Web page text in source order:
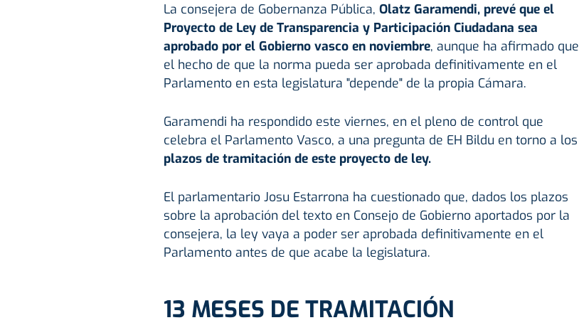
La consejera de Gobernanza Pública, Olatz Garamendi, prevé que el
Proyecto de Ley de Transparencia y Participación Ciudadana sea
aprobado por el Gobierno vasco en noviembre, aunque ha afirmado que
el hecho de que la norma pueda ser aprobada definitivamente en el
Parlamento en esta legislatura "depende" de la propia Cámara.
Garamendi ha respondido este viernes, en el pleno de control que
celebra el Parlamento Vasco, a una pregunta de EH Bildu en torno a los
plazos de tramitación de este proyecto de ley.
El parlamentario Josu Estarrona ha cuestionado que, dados los plazos
sobre la aprobación del texto en Consejo de Gobierno aportados por la
consejera, la ley vaya a poder ser aprobada definitivamente en el
Parlamento antes de que acabe la legislatura.
13 MESES DE TRAMITACIÓN